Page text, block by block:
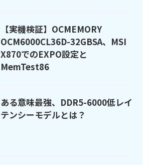
【実機検証】OCMEMORY
OCM6000CL36D-32GBSA、MSI
X870でのEXPO設定と
MemTest86
ある意味最強、DDR5-6000低レイ
テンシーモデルとは？